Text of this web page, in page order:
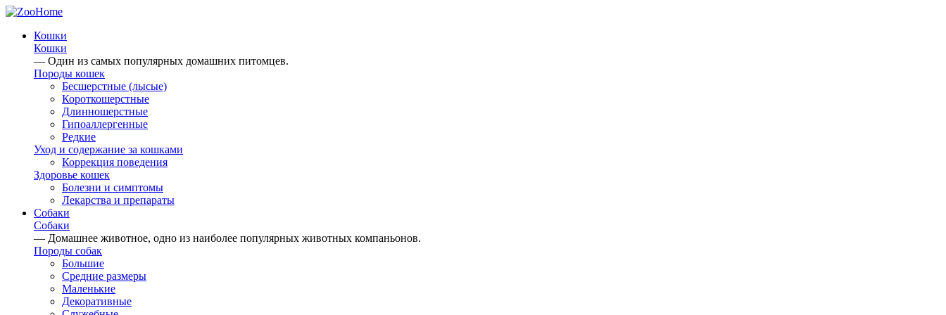
Кошки
Кошки
— Один из самых популярных домашних питомцев.
Породы кошек
Бесшерстные (лысые)
Короткошерстные
Длинношерстные
Гипоаллергенные
Редкие
Уход и содержание за кошками
Коррекция поведения
Здоровье кошек
Болезни и симптомы
Лекарства и препараты
Собаки
Собаки
— Домашнее животное, одно из наиболее популярных животных компаньонов.
Породы собак
Большие
Средние размеры
Маленькие
Декоративные